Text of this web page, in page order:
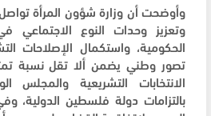
وأوضحت أن وزارة شؤون المرأة
وتعزيز وحدات النوع الاجتماعي
الحكومية، واستكمال الإصلاحات
الانتخابات التشريعية والمجلس
بالتزامات دولة فلسطين الدولية،